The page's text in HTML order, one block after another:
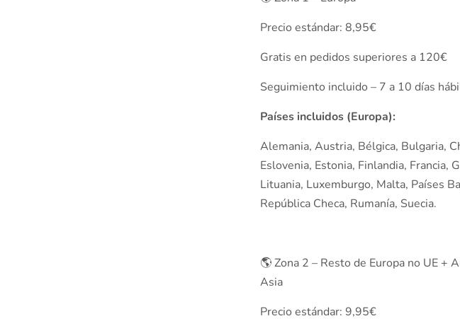
Precio estándar: 8,95€
Gratis en pedidos superiores a 120€
Seguimiento incluido – 7 a 10 días
Países incluidos (Europa):
Alemania, Austria, Bélgica, Bulgaria,
Eslovenia, Estonia, Finlandia, Francia,
Lituania, Luxemburgo, Malta, Países
República Checa, Rumanía, Suecia.
🌎 Zona 2 – Resto de Europa no UE +
Asia
Precio estándar: 9,95€